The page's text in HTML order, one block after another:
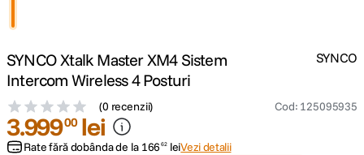
4. peak design
canon sx740 hs
6. lavaliera
SYNCO Xtalk Master XM4 Sistem
Intercom Wireless 4 Posturi
(0 recenzii) Cod: 125095935
SYNCO
3.99900 lei
3999 puncte de fidelitate